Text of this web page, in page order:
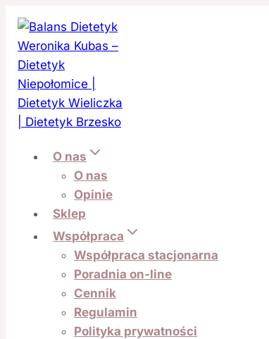
Przejdź
do treści
O nas
O nas
Opinie
Sklep
Współpraca
Współpraca stacjonarna
Poradnia on-line
Cennik
Regulamin
Polityka prywatności